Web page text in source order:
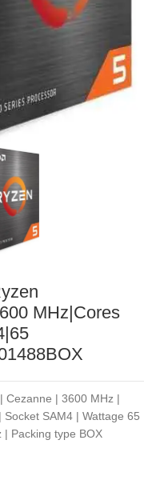
MHz|Cores
Cezanne | 3600 MHz |
SAM4 | Wattage 65
| Packing type BOX